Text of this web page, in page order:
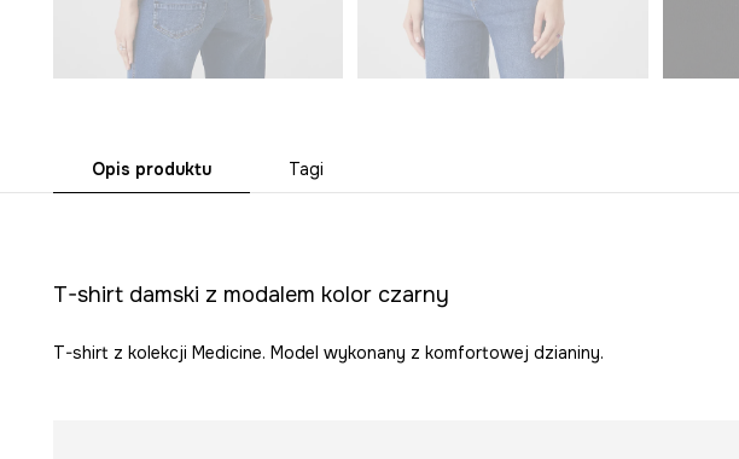
Opis produktu Tagi
T-shirt damski z modalem kolor czarny
T-shirt z kolekcji Medicine. Model wykonany z komfortowej dzianiny.